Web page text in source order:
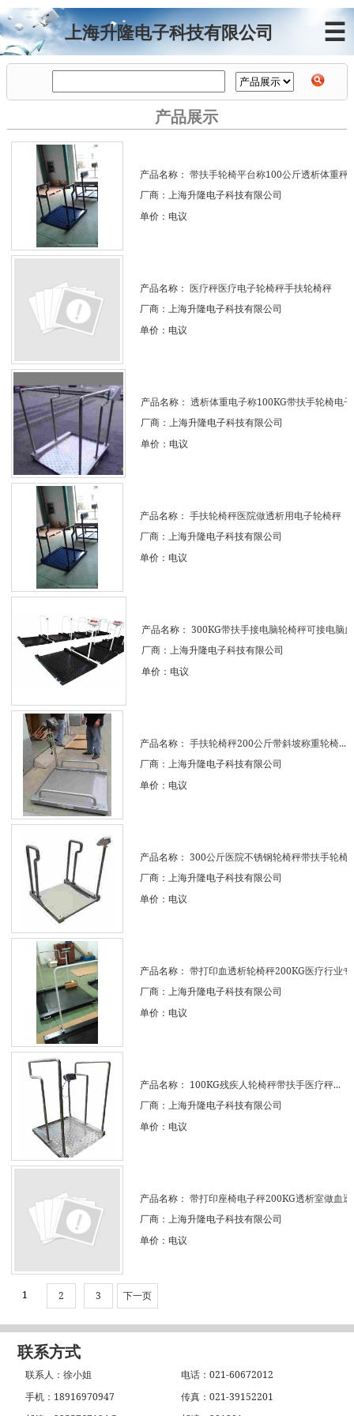
上海升隆电子科技有限公司 ☰
产品展示
产品名称： 带扶手轮椅平台称100公斤透析体重秤
厂商：上海升隆电子科技有限公司
单价：电议
产品名称： 医疗秤医疗电子轮椅秤手扶轮椅秤
厂商：上海升隆电子科技有限公司
单价：电议
产品名称： 透析体重电子称100KG带扶手轮椅电
厂商：上海升隆电子科技有限公司
单价：电议
产品名称： 手扶轮椅秤医院做透析用电子轮椅秤
厂商：上海升隆电子科技有限公司
单价：电议
产品名称： 300KG带扶手接电脑轮椅秤可接电脑
厂商：上海升隆电子科技有限公司
单价：电议
产品名称： 手扶轮椅秤200公斤带斜坡称重轮椅...
厂商：上海升隆电子科技有限公司
单价：电议
产品名称： 300公斤医院不锈钢轮椅秤带扶手轮椅
厂商：上海升隆电子科技有限公司
单价：电议
产品名称： 带打印血透析轮椅秤200KG医疗行业专
厂商：上海升隆电子科技有限公司
单价：电议
产品名称： 100KG残疾人轮椅秤带扶手医疗秤...
厂商：上海升隆电子科技有限公司
单价：电议
产品名称： 带打印座椅电子秤200KG透析室做血透
厂商：上海升隆电子科技有限公司
单价：电议
1 2 3 下一页
联系方式
联系人：徐小姐
电话：021-60672012
手机：18916970947
传真：021-39152201